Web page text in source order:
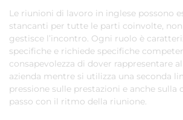
Le riunioni di lavoro in inglese possono
stancanti per tutte le parti coinvolte,
gestisce l’incontro. Ogni ruolo è
specifiche e richiede specifiche
consapevolezza di dover rappresentare
azienda mentre si utilizza una seconda
pressione sulle prestazioni e anche sulla
passo con il ritmo della riunione.